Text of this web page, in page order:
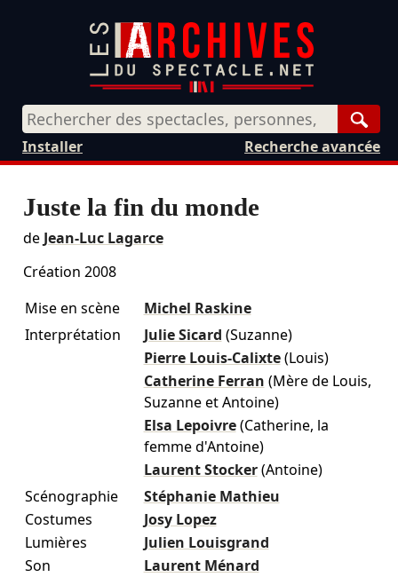
Recherche avancée
Installer
Juste la fin du monde
de Jean-Luc Lagarce
Création 2008
Mise en scène
Michel Raskine
Interprétation
Julie Sicard (Suzanne)
Pierre Louis-Calixte (Louis)
Catherine Ferran (Mère de Louis,
Suzanne et Antoine)
Elsa Lepoivre (Catherine, la
femme d'Antoine)
Laurent Stocker (Antoine)
Scénographie
Stéphanie Mathieu
Costumes
Josy Lopez
Lumières
Julien Louisgrand
Son
Laurent Ménard